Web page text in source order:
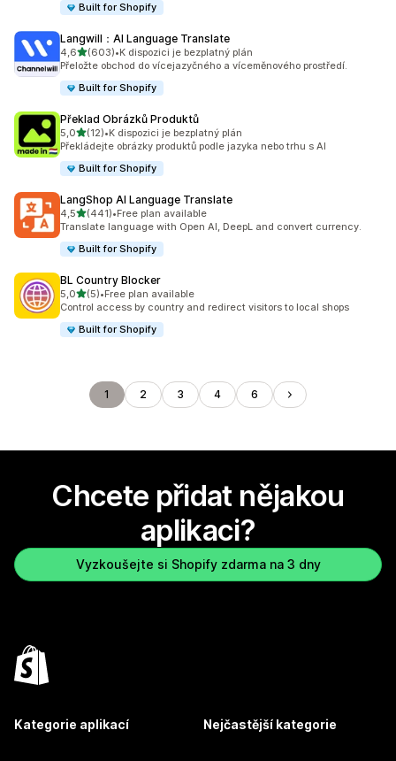
Built for Shopify
Langwill：AI Language Translate
4,6z 5 hvězd
(603)
Celkový počet recenzí: 603
•K dispozici je bezplatný plán
Přeložte obchod do vícejazyčného a víceměnového prostředí.
Built for Shopify
Překlad Obrázků Produktů
5,0z 5 hvězd
(12)
Celkový počet recenzí: 12
•K dispozici je bezplatný plán
Překládejte obrázky produktů podle jazyka nebo trhu s AI
Built for Shopify
LangShop AI Language Translate
4,5z 5 hvězd
(441)
Celkový počet recenzí: 441
•Free plan available
Translate language with Open AI, DeepL and convert currency.
Built for Shopify
BL Country Blocker
5,0z 5 hvězd
(5)
Celkový počet recenzí: 5
•Free plan available
Control access by country and redirect visitors to local shops
Built for Shopify
1 2 3 4 6
Chcete přidat nějakou
aplikaci?
Vyzkoušejte si Shopify zdarma na 3 dny
Kategorie aplikací Nejčastější kategorie